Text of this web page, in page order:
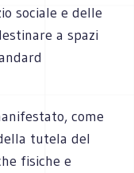
sociale e delle
a spazi
come
tutela del
fisiche e